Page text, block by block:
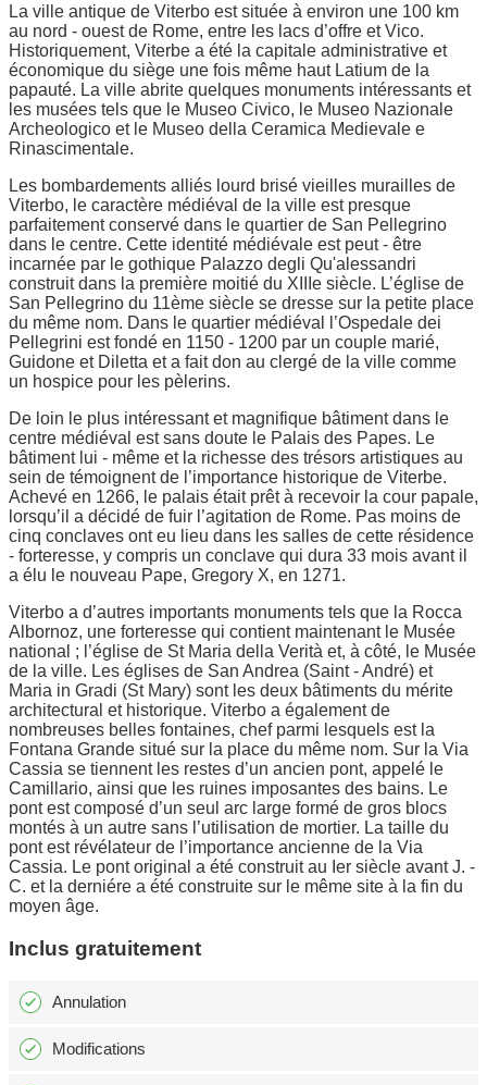
La ville antique de Viterbo est située à environ une 100 km
au nord - ouest de Rome, entre les lacs d’offre et Vico.
Historiquement, Viterbe a été la capitale administrative et
économique du siège une fois même haut Latium de la
papauté. La ville abrite quelques monuments intéressants et
les musées tels que le Museo Civico, le Museo Nazionale
Archeologico et le Museo della Ceramica Medievale e
Rinascimentale.
Les bombardements alliés lourd brisé vieilles murailles de
Viterbo, le caractère médiéval de la ville est presque
parfaitement conservé dans le quartier de San Pellegrino
dans le centre. Cette identité médiévale est peut - être
incarnée par le gothique Palazzo degli Qu'alessandri
construit dans la première moitié du XIIIe siècle. L’église de
San Pellegrino du 11ème siècle se dresse sur la petite place
du même nom. Dans le quartier médiéval l’Ospedale dei
Pellegrini est fondé en 1150 - 1200 par un couple marié,
Guidone et Diletta et a fait don au clergé de la ville comme
un hospice pour les pèlerins.
De loin le plus intéressant et magnifique bâtiment dans le
centre médiéval est sans doute le Palais des Papes. Le
bâtiment lui - même et la richesse des trésors artistiques au
sein de témoignent de l’importance historique de Viterbe.
Achevé en 1266, le palais était prêt à recevoir la cour papale,
lorsqu’il a décidé de fuir l’agitation de Rome. Pas moins de
cinq conclaves ont eu lieu dans les salles de cette résidence
- forteresse, y compris un conclave qui dura 33 mois avant il
a élu le nouveau Pape, Gregory X, en 1271.
Viterbo a d’autres importants monuments tels que la Rocca
Albornoz, une forteresse qui contient maintenant le Musée
national ; l’église de St Maria della Verità et, à côté, le Musée
de la ville. Les églises de San Andrea (Saint - André) et
Maria in Gradi (St Mary) sont les deux bâtiments du mérite
architectural et historique. Viterbo a également de
nombreuses belles fontaines, chef parmi lesquels est la
Fontana Grande situé sur la place du même nom. Sur la Via
Cassia se tiennent les restes d’un ancien pont, appelé le
Camillario, ainsi que les ruines imposantes des bains. Le
pont est composé d’un seul arc large formé de gros blocs
montés à un autre sans l’utilisation de mortier. La taille du
pont est révélateur de l’importance ancienne de la Via
Cassia. Le pont original a été construit au Ier siècle avant J. -
C. et la derniére a été construite sur le même site à la fin du
moyen âge.
Inclus gratuitement
Annulation
Modifications